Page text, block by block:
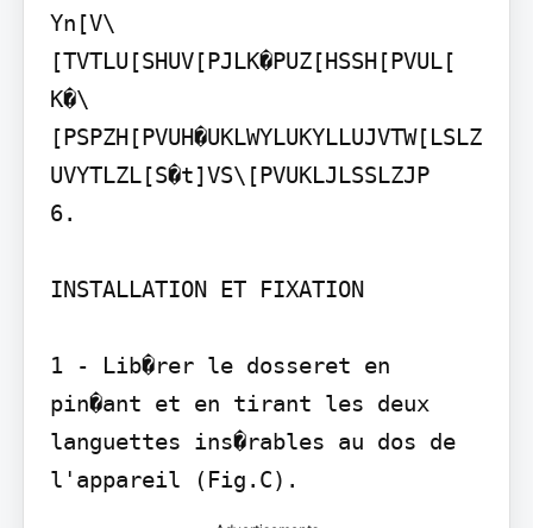
Yn[V\
[TVTLU[SHUV[PJLK�PUZ[HSSH[PVUL[
K�\
[PSPZH[PVUH�UKLWYLUKYLLUJVTW[LSLZ
UVYTLZL[S�t]VS\[PVUKLJLSSLZJP
6.
INSTALLATION ET FIXATION
1 - Lib�rer le dosseret en
pin�ant et en tirant les deux
languettes ins�rables au dos de
l'appareil (Fig.C).